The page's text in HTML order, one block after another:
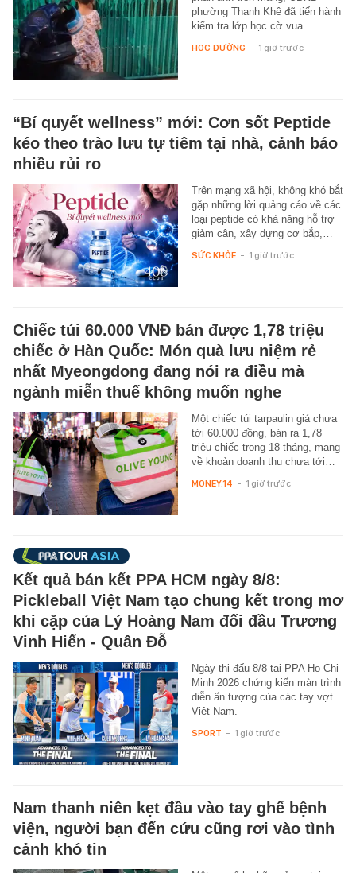
phường Thanh Khê đã tiến hành
kiểm tra lớp học cờ vua.
HỌC ĐƯỜNG - 1 giờ trước
“Bí quyết wellness” mới: Cơn sốt Peptide
kéo theo trào lưu tự tiêm tại nhà, cảnh báo
nhiều rủi ro
Trên mạng xã hội, không khó bắt
gặp những lời quảng cáo về các
loại peptide có khả năng hỗ trợ
giảm cân, xây dựng cơ bắp,…
SỨC KHỎE - 1 giờ trước
Chiếc túi 60.000 VNĐ bán được 1,78 triệu
chiếc ở Hàn Quốc: Món quà lưu niệm rẻ
nhất Myeongdong đang nói ra điều mà
ngành miễn thuế không muốn nghe
Một chiếc túi tarpaulin giá chưa
tới 60.000 đồng, bán ra 1,78
triệu chiếc trong 18 tháng, mang
về khoản doanh thu chưa tới…
MONEY.14 - 1 giờ trước
Kết quả bán kết PPA HCM ngày 8/8:
Pickleball Việt Nam tạo chung kết trong mơ
khi cặp của Lý Hoàng Nam đối đầu Trương
Vinh Hiển - Quân Đỗ
Ngày thi đấu 8/8 tại PPA Ho Chi
Minh 2026 chứng kiến màn trình
diễn ấn tượng của các tay vợt
Việt Nam.
SPORT - 1 giờ trước
Nam thanh niên kẹt đầu vào tay ghế bệnh
viện, người bạn đến cứu cũng rơi vào tình
cảnh khó tin